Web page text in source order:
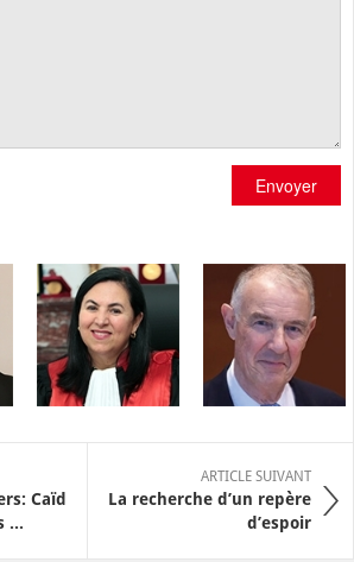
Envoyer
Caïd
...
ARTICLE SUIVANT
La recherche d’un repère
d’espoir